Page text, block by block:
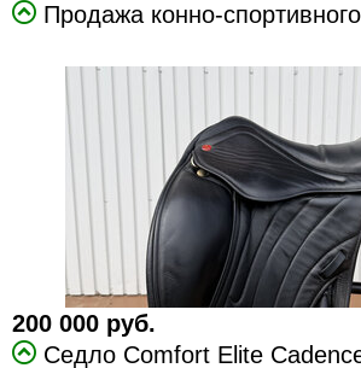
Продажа конно-
200 000 руб.
Седло Comfort Elite